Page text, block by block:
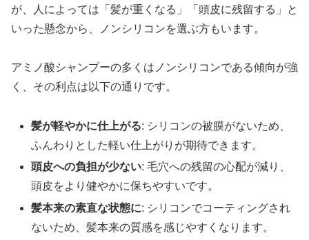
が、人によっては「髪が重くなる」「頭皮に残留する」と
いった懸念から、ノンシリコンを選ぶ方もいます。
アミノ酸シャンプーの多くはノンシリコンである傾向が強
く、その利点は以下の通りです。
髪が軽やかに仕上がる: シリコンの被膜がないため、
ふんわりとした軽い仕上がりが期待できます。
頭皮への負担が少ない: 毛穴への残留の心配が減り、
頭皮をより健やかに保ちやすいです。
髪本来の素直な状態に: シリコンでコーティングされ
ないため、髪本来の質感を感じやすくなります。